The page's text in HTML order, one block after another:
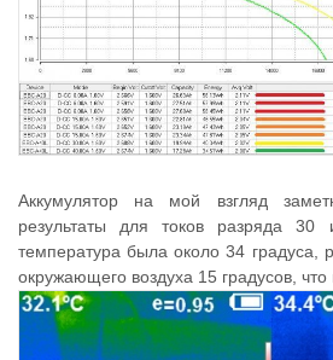
Аккумулятор на мой взгляд
результаты для токов разряда
температура была около 34 градуса,
окружающего воздуха 15 градусов, что